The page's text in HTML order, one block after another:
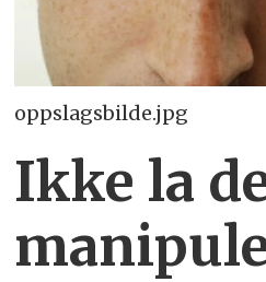
oppslagsbilde.jpg
Ikke la